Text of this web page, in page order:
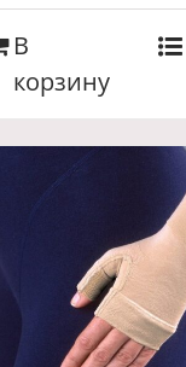
В
корзину